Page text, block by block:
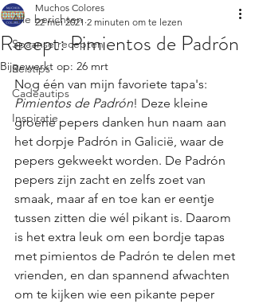
Alle berichten
Spaanse recepten
Reistips
Cadeautips
Inspiratie
Recept: Pimientos de Padrón
Muchos Colores
22 mei 2021 2 minuten om te lezen
Bijgewerkt op: 26 mrt
Nog één van mijn favoriete tapa's:
Pimientos de Padrón! Deze kleine
groene pepers danken hun naam aan
het dorpje Padrón in Galicië, waar de
pepers gekweekt worden. De Padrón
pepers zijn zacht en zelfs zoet van
smaak, maar af en toe kan er eentje
tussen zitten die wél pikant is. Daarom
is het extra leuk om een bordje tapas
met pimientos de Padrón te delen met
vrienden, en dan spannend afwachten
om te kijken wie een pikante peper